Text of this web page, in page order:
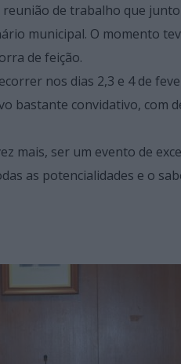
de trabalho que
municipal. O momento
de feição.
nos dias 2,3 e 4 de
bastante convidativo, com
mais, ser um evento de
as potencialidades e o